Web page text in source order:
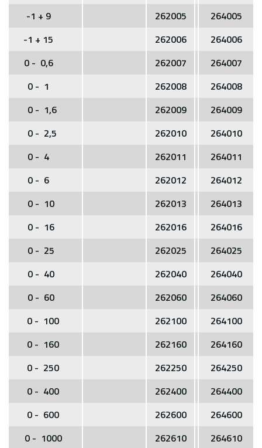
-1 + 9
262005
264005
-1 + 15
262006
264006
0 - 0,6
262007
264007
0 - 1
262008
264008
0 - 1,6
262009
264009
0 - 2,5
262010
264010
0 - 4
262011
264011
0 - 6
262012
264012
0 - 10
262013
264013
0 - 16
262016
264016
0 - 25
262025
264025
0 - 40
262040
264040
0 - 60
262060
264060
0 - 100
262100
264100
0 - 160
262160
264160
0 - 250
262250
264250
0 - 400
262400
264400
0 - 600
262600
264600
0 - 1000
262610 264610